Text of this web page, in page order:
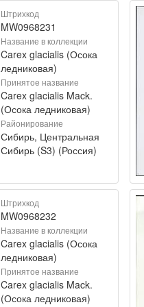
Штрихкод
MW0968231
Название в коллекции
Carex glacialis (Осока
ледниковая)
Принятое название
Carex glacialis Mack.
(Осока ледниковая)
Районирование
Сибирь, Центральная
Сибирь (S3) (Россия)
Штрихкод
MW0968232
Название в коллекции
Carex glacialis (Осока
ледниковая)
Принятое название
Carex glacialis Mack.
(Осока ледниковая)